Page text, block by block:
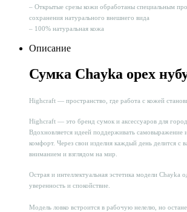
– Открытые срезы кожи обработаны специальным
сохранения натурального внешнего вида
– 100% натуральная кожа
Описание
Сумка Chayka орех
Highcraft — пространство, где работа с кожей
Highcraft — это бренд сумок и аксессуаров для
Вдохновляется идеей поддерживать самовыражение
комфорт. Через свои изделия каждый день делится с
вниманием и взглядом на мир.
Острая и интеллектуальная эстетика модели Chayka
уверенность и спокойствие.
Модель ловко встроится в рабочую нелелю, но